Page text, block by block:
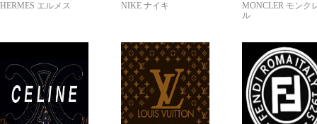
HERMES エルメス NIKE ナイキ
MONCLER モンク
ル